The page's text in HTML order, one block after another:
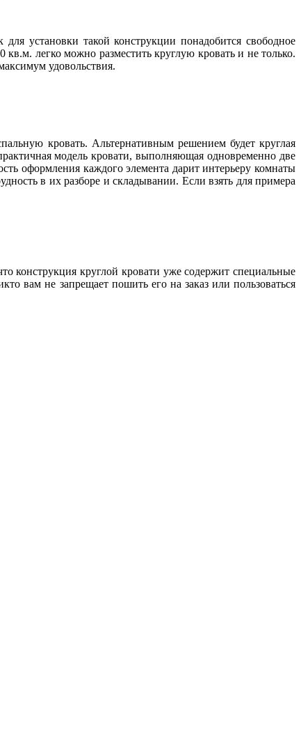
установки такой конструкции понадобится свободное
легко можно разместить круглую кровать и не только.
удовольствия.
кровать. Альтернативным решением будет круглая
модель кровати, выполняющая одновременно две
оформления каждого элемента дарит интерьеру комнаты
в их разборе и складывании. Если взять для примера
конструкция круглой кровати уже содержит специальные
вам не запрещает пошить его на заказ или пользоваться